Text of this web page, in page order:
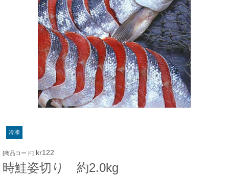
冷凍
[商品コード] kr122
時鮭姿切り 約2.0kg